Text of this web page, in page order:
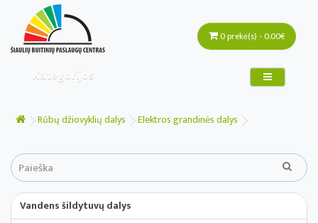
Kategorijos
0 prekė(s) - 0.00€
Rūbų džiovyklių dalys Elektros grandinės dalys
Vandens šildytuvų dalys